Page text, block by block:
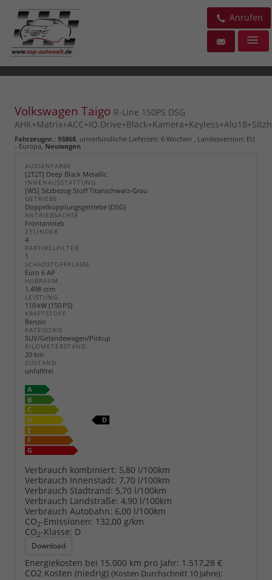
Anrufen
Volkswagen Taigo R-Line 150PS DSG
Fahrzeugnr.: 93868 , unverbindliche Lieferzeit: 6 Wochen , Landesversion: EU
- Europa,Neuwagen
AUSSENFARBE
[2T2T] Deep Black Metallic
INNENAUSSTATTUNG
[WS] Sitzbezug Stoff Titanschwarz-Grau
GETRIEBE
Doppelkupplungsgetriebe (DSG)
ANTRIEBSACHSE
Frontantrieb
ZYLINDER
4
PARTIKELFILTER
1
SCHADSTOFFKLASSE
Euro 6 AP
HUBRAUM
1.498 ccm
LEISTUNG
110 kW (150 PS)
KRAFTSTOFF
Benzin
KATEGORIE
SUV/Geländewagen/Pickup
KILOMETERSTAND
20 km
ZUSTAND
unfallfrei
Verbrauch kombiniert: 5,80 l/100km
Verbrauch Innenstadt: 7,70 l/100km
Verbrauch Stadtrand: 5,70 l/100km
Verbrauch Landstraße: 4,90 l/100km
Verbrauch Autobahn: 6,00 l/100km
CO2-Emissionen: 132,00 g/km
CO2-Klasse: D
Download
Energiekosten bei 15.000 km pro Jahr: 1.517,28 €
CO2 Kosten (niedrig) (Kosten Durchschnitt 10 Jahre):